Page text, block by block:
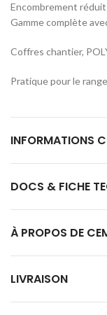
Encombrement réduit
Gamme complète
Coffres chantier,
Pratique pour le
INFORMATIONS
DOCS & FICHE
À PROPOS DE
LIVRAISON